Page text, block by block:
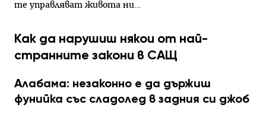
те управляват живота ни…
Как да нарушиш някои от най-
странните закони в САЩ
Алабама: незаконно е да държиш
фунийка със сладолед в задния си джоб